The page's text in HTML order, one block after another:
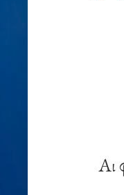
Αι